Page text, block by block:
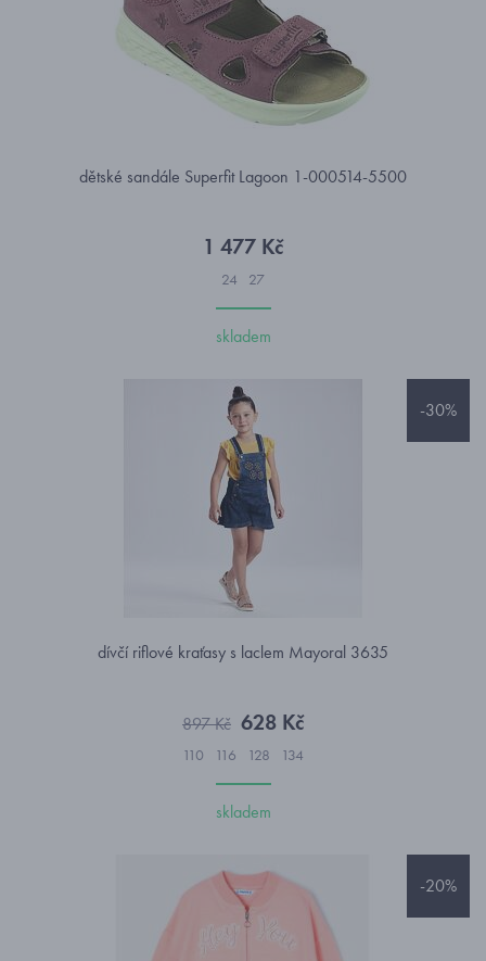
dětské sandále Superfit Lagoon 1-000514-5500
1 477 Kč
24 27
skladem
-30%
dívčí riflové kraťasy s laclem Mayoral 3635
897 Kč 628 Kč
110 116 128 134
skladem
-20%